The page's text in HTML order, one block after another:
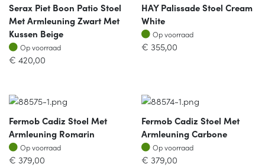
Serax Piet Boon Patio Stoel
Met Armleuning Zwart Met
Kussen Beige
Op voorraad
Op voorraad
€ 420,00
HAY Palissade Stoel Cream
White
Op voorraad
Op voorraad
€ 355,00
Fermob Cadiz Stoel Met
Armleuning Romarin
Op voorraad
Op voorraad
€ 379,00
Fermob Cadiz Stoel Met
Armleuning Carbone
Op voorraad
Op voorraad
€ 379,00